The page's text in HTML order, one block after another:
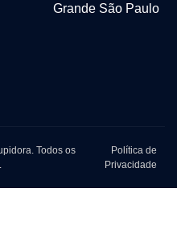
Grande São Paulo
Todos os
Política de
Privacidade